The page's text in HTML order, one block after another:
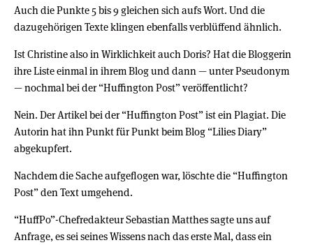
Auch die Punkte 5 bis 9 gleichen sich aufs Wort. Und die
dazugehörigen Texte klingen ebenfalls verblüffend ähnlich.
Ist Christine also in Wirklichkeit auch Doris? Hat die Bloggerin
ihre Liste einmal in ihrem Blog und dann — unter Pseudonym
— nochmal bei der “Huffington Post” veröffentlicht?
Nein. Der Artikel bei der “Huffington Post” ist ein Plagiat. Die
Autorin hat ihn Punkt für Punkt beim Blog “Lilies Diary”
abgekupfert.
Nachdem die Sache aufgeflogen war, löschte die “Huffington
Post” den Text umgehend.
“HuffPo”-Chefredakteur Sebastian Matthes sagte uns auf
Anfrage, es sei seines Wissens nach das erste Mal, dass ein